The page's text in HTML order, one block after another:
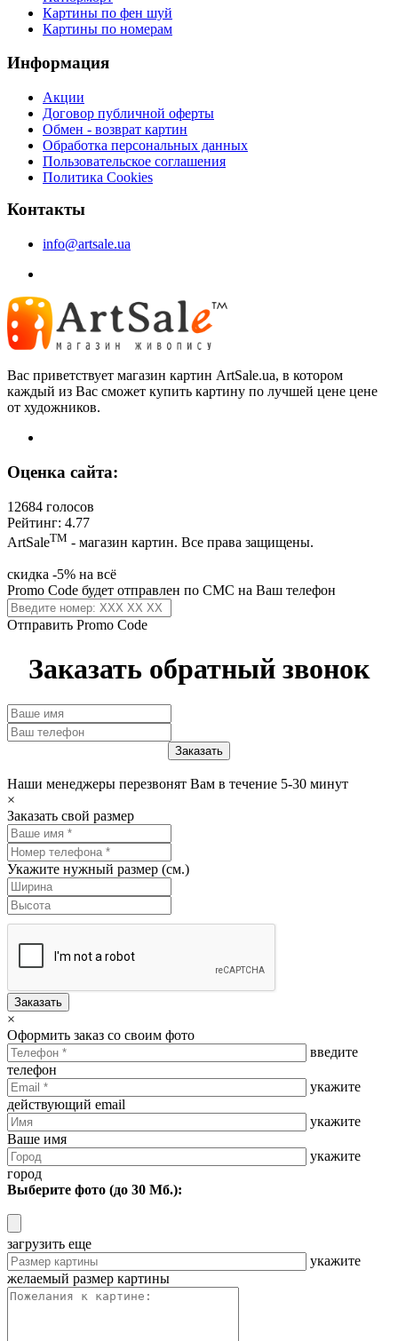
Картины по фен шуй
Картины по номерам
Информация
Акции
Договор публичной оферты
Обмен - возврат картин
Обработка персональных данных
Пользовательское соглашения
Политика Cookies
Контакты
info@artsale.ua
Вас приветствует магазин картин ArtSale.ua, в котором
каждый из Вас сможет купить картину по лучшей цене цене
от художников.
Оценка сайта:
12684 голосов
Рейтинг: 4.77
ArtSaleТМ - магазин картин. Все права защищены.
скидка -5% на всё
Promo Code будет отправлен по СМС на Ваш телефон
Отправить Promo Code
Заказать обратный звонок
Наши менеджеры перезвонят Вам в течение 5-30 минут
×
Заказать свой размер
Укажите нужный размер (см.)
Заказать
×
Оформить заказ со своим фото
введите
телефон
укажите
действующий email
укажите
Ваше имя
укажите
город
Выберите фото (до 30 Мб.):
загрузить еще
укажите
желаемый размер картины